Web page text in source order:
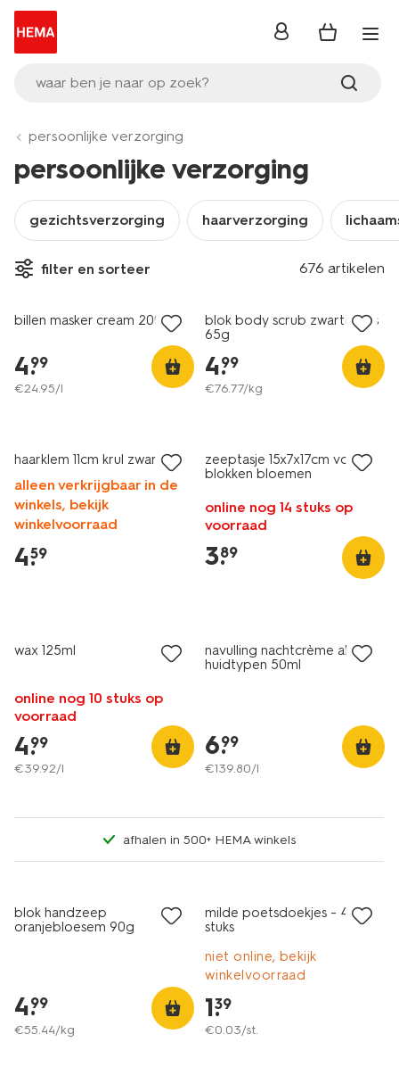
waar ben je naar op zoek?
inloggen
persoonlijke verzorging
persoonlijke verzorging
gezichtsverzorging haarverzorging
filter en sorteer 676 artikelen
vegan
billen masker cream 200ml
4.
99
€24.95/l
blok body scrub zwarte bes
65g
4.
99
€76.77/kg
haarklem 11cm krul zwart
alleen verkrijgbaar in de
winkels, bekijk
winkelvoorraad
4.
59
zeeptasje 15x7x17cm voor
blokken bloemen
online nog 14 stuks op
voorraad
3.
89
wax 125ml
online nog 10 stuks op
voorraad
4.
99
€39.92/l
navulling nachtcrème alle
huidtypen 50ml
6.
99
€139.80/l
afhalen in 500+ HEMA winkels
blok handzeep
oranjebloesem 90g
4.
99
€55.44/kg
milde poetsdoekjes - 40
stuks
niet online, bekijk
winkelvoorraad
1.
39
€0.03/st.
vegan